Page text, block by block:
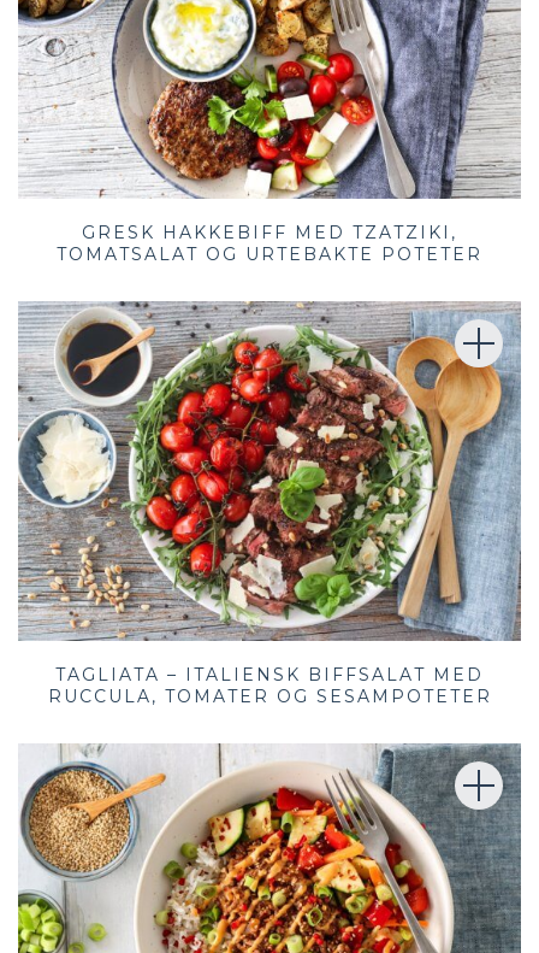
GRESK HAKKEBIFF MED TZATZIKI,
TOMATSALAT OG URTEBAKTE POTETER
TAGLIATA – ITALIENSK BIFFSALAT MED
RUCCULA, TOMATER OG SESAMPOTETER